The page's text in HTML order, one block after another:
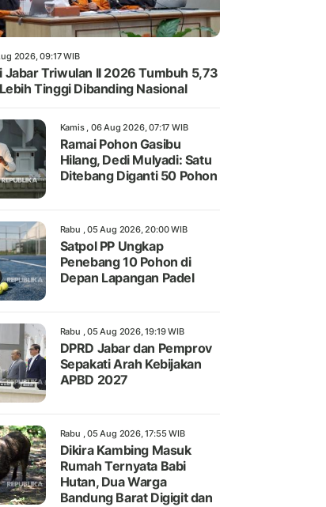
2026, 09:17 WIB
Jabar Triwulan II 2026 Tumbuh 5,73
Tinggi Dibanding Nasional
Kamis , 06 Aug 2026, 07:17 WIB
Ramai Pohon Gasibu
Hilang, Dedi Mulyadi: Satu
Ditebang Diganti 50 Pohon
Rabu , 05 Aug 2026, 20:00 WIB
Satpol PP Ungkap
Penebang 10 Pohon di
Depan Lapangan Padel
Rabu , 05 Aug 2026, 19:19 WIB
DPRD Jabar dan Pemprov
Sepakati Arah Kebijakan
APBD 2027
Rabu , 05 Aug 2026, 17:55 WIB
Dikira Kambing Masuk
Rumah Ternyata Babi
Hutan, Dua Warga
Bandung Barat Digigit dan